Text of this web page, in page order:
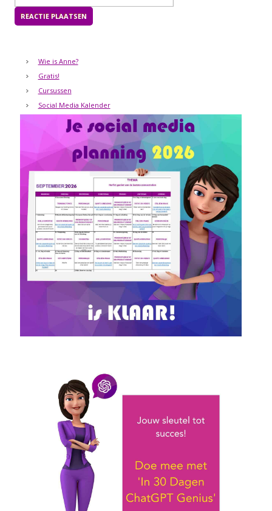
Wie is Anne?
Gratis!
Cursussen
Social Media Kalender